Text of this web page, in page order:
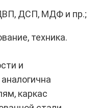
ДСП, МДФ и пр.;
техника.
и
каркас